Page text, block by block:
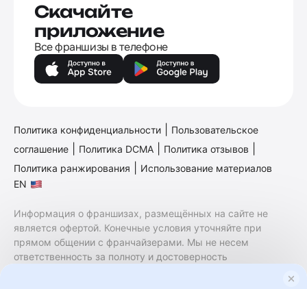
Скачайте
приложение
Все франшизы в телефоне
Политика конфиденциальности
Пользовательское
соглашение
Политика DCMA Политика отзывов
Политика ранжирования
Использование материалов
EN
Информация о франшизах, размещённых на сайте не
является офертой. Конечные условия уточняйте при
прямом общении с франчайзерами. Мы не несем
ответственность за полноту и достоверность